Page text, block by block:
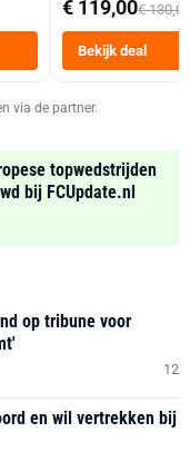
Tot 6 Personen
Heteluchtfriteuse
Zwart
€ 119,00€ 130,00
Bekijk deal
via de partner.
topwedstrijden
bij FCUpdate.nl
op tribune voor
12
en wil vertrekken bij